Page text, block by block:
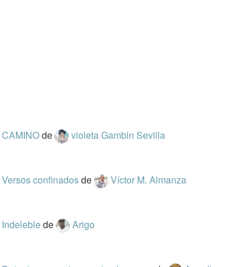
CAMINOde violeta Gambin Sevilla
Versos confinadosde Víctor M. Almanza
Indeleblede Arigo